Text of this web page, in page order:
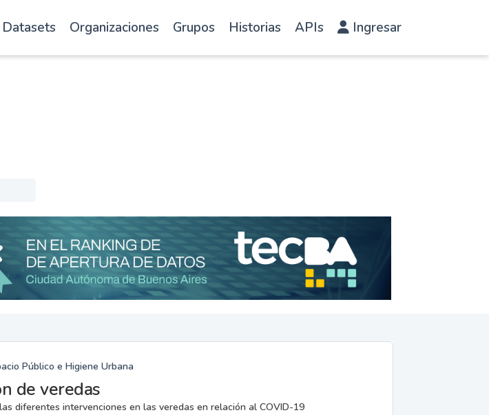
Datasets Organizaciones Grupos Historias APIs Ingresar
Público e Higiene Urbana
de veredas
diferentes intervenciones en las veredas en relación al COVID-19